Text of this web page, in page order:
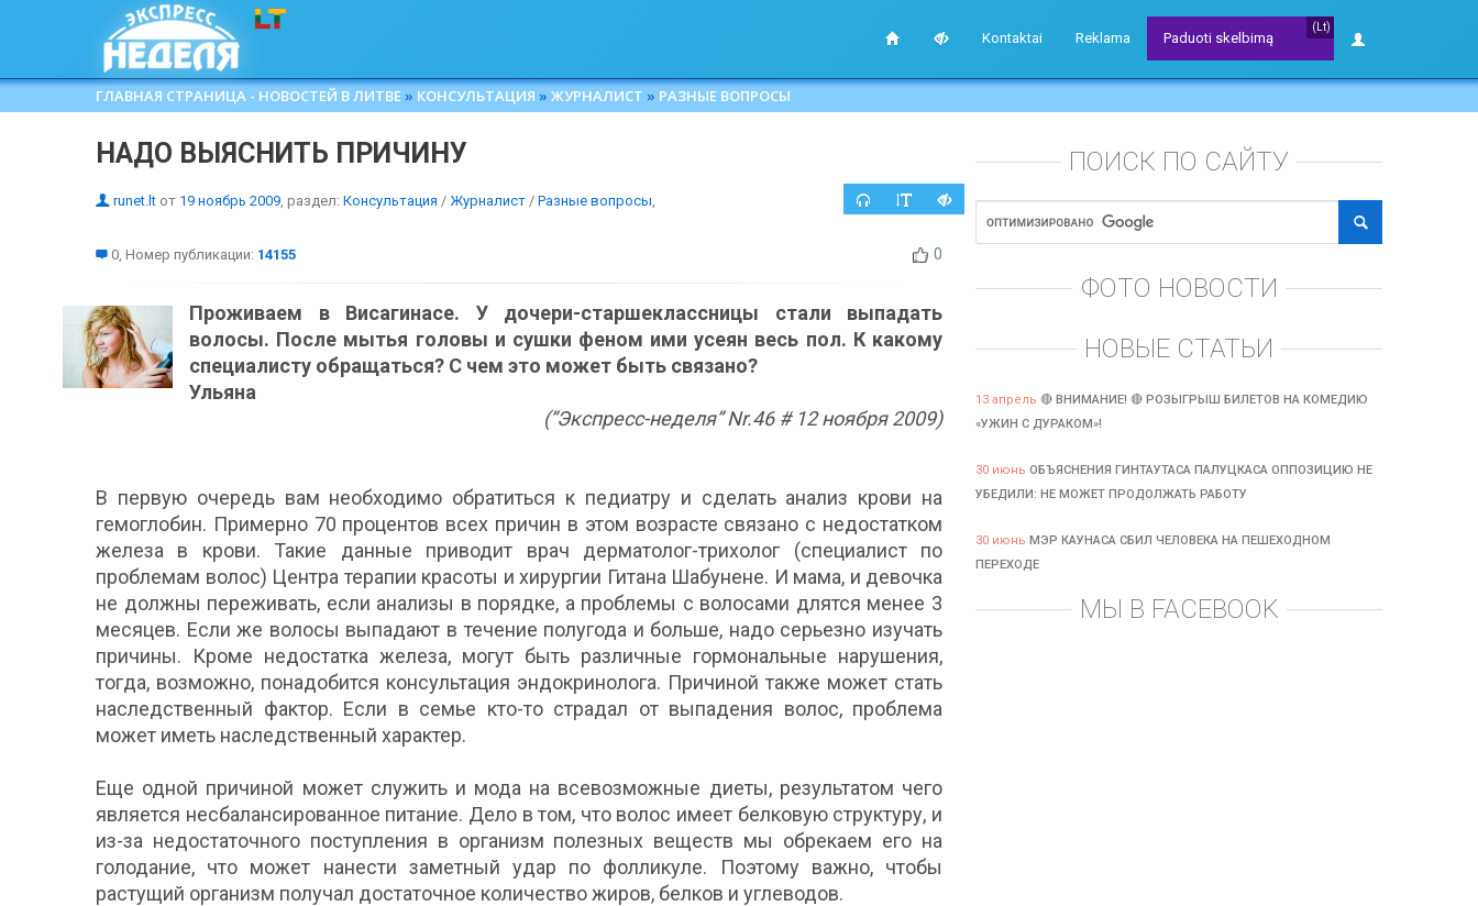
Kontaktai Reklama
(Lt)
Paduoti skelbimą
ГЛАВНАЯ СТРАНИЦА - НОВОСТЕЙ В ЛИТВЕ » КОНСУЛЬТАЦИЯ » ЖУРНАЛИСТ » РАЗНЫЕ ВОПРОСЫ
НАДО ВЫЯСНИТЬ ПРИЧИНУ
runet.lt от 19 ноябрь 2009, раздел: Консультация / Журналист / Разные вопросы,
0, Номер публикации: 14155 0
Проживаем в Висагинасе. У дочери-старшеклассницы стали выпадать
волосы. После мытья головы и сушки феном ими усеян весь пол. К какому
специалисту обращаться? С чем это может быть связано?
Ульяна
(”Экспресс-неделя” Nr.46 # 12 ноября 2009)
В первую очередь вам необходимо обратиться к педиатру и сделать анализ крови на
гемоглобин. Примерно 70 процентов всех причин в этом возрасте связано с недостатком
железа в крови. Такие данные приводит врач дерматолог-трихолог (специалист по
проблемам волос) Центра терапии красоты и хирургии Гитана Шабунене. И мама, и девочка
не должны переживать, если анализы в порядке, а проблемы с волосами длятся менее 3
месяцев. Если же волосы выпадают в течение полугода и больше, надо серьезно изучать
причины. Кроме недостатка железа, могут быть различные гормональные нарушения,
тогда, возможно, понадобится консультация эндокринолога. Причиной также может стать
наследственный фактор. Если в семье кто-то страдал от выпадения волос, проблема
может иметь наследственный характер.
Еще одной причиной может служить и мода на всевозможные диеты, результатом чего
является несбалансированное питание. Дело в том, что волос имеет белковую структуру, и
из-за недостаточного поступления в организм полезных веществ мы обрекаем его на
голодание, что может нанести заметный удар по фолликуле. Поэтому важно, чтобы
растущий организм получал достаточное количество жиров, белков и углеводов.
ПОИСК ПО САЙТУ
ФОТО НОВОСТИ
НОВЫЕ СТАТЬИ
13 апрель 🔴 ВНИМАНИЕ! 🔴 РОЗЫГРЫШ БИЛЕТОВ НА КОМЕДИЮ
«УЖИН С ДУРАКОМ»!
30 июнь ОБЪЯСНЕНИЯ ГИНТАУТАСА ПАЛУЦКАСА ОППОЗИЦИЮ НЕ
УБЕДИЛИ: НЕ МОЖЕТ ПРОДОЛЖАТЬ РАБОТУ
30 июнь МЭР КАУНАСА СБИЛ ЧЕЛОВЕКА НА ПЕШЕХОДНОМ
ПЕРЕХОДЕ
МЫ В FACEBOOK